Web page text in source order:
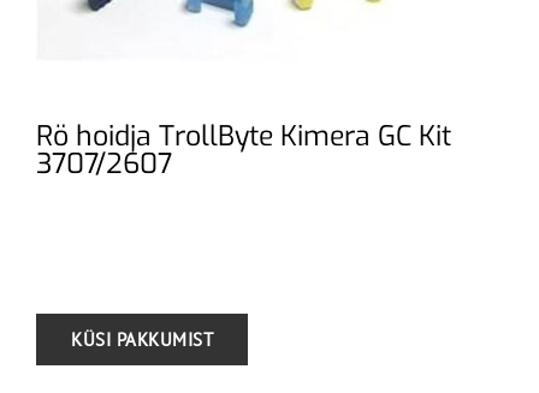
Rö hoidja TrollByte Kimera GC Kit
3707/2607